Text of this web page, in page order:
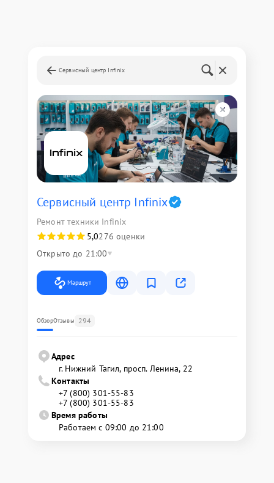
Сервисный центр Infinix
Сервисный центр Infinix
Ремонт техники Infinix
5,0276 оценки
Открыто до 21:00
Маршрут
ОбзорОтзывы 294
Адрес
г. Нижний Тагил, просп. Ленина, 22
Контакты
+7 (800) 301-55-83
+7 (800) 301-55-83
Время работы
Работаем с 09:00 до 21:00